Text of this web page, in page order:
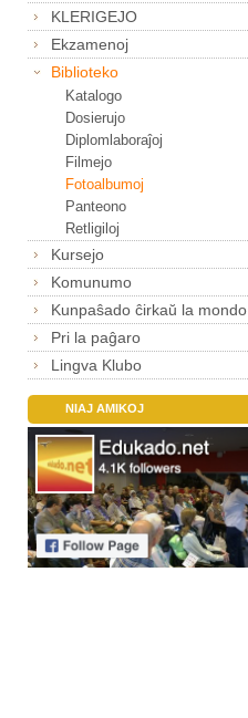
KLERIGEJO
Ekzamenoj
Biblioteko
Katalogo
Dosierujo
Diplomlaboraĵoj
Filmejo
Fotoalbumoj
Panteono
Retligiloj
Kursejo
Komunumo
Kunpaŝado ĉirkaŭ la mondo
Pri la paĝaro
Lingva Klubo
NIAJ AMIKOJ